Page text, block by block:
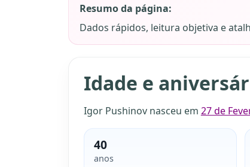
Resumo da página:
Dados rápidos, leitura objetiva e
Idade e
Igor Pushinov nasceu em 27 de
40
anos